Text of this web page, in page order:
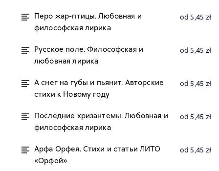
Перо жар-птицы. Любовная и
философская лирика
od 5,45 zł
Русское поле. Философская и
любовная лирика
od 5,45 zł
А снег на губы и пьянит. Авторские
стихи к Новому году
od 5,45 zł
Последние хризантемы. Любовная и
философская лирика
od 5,45 zł
Арфа Орфея. Стихи и статьи ЛИТО
«Орфей»
od 5,45 zł